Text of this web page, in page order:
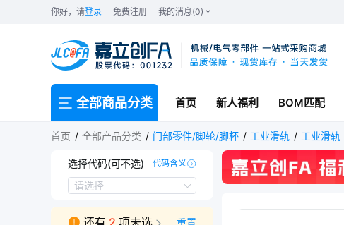
你好，请登录 免费注册 我的消息(0)
全部商品分类 首页 新人福利 BOM匹配
首页 全部产品分类 门部零件/脚轮/脚杯 工业滑轨 工业滑轨
选择代码(可不选) 代码含义
DHHC-L
请选择
还有 2 项未选 重置